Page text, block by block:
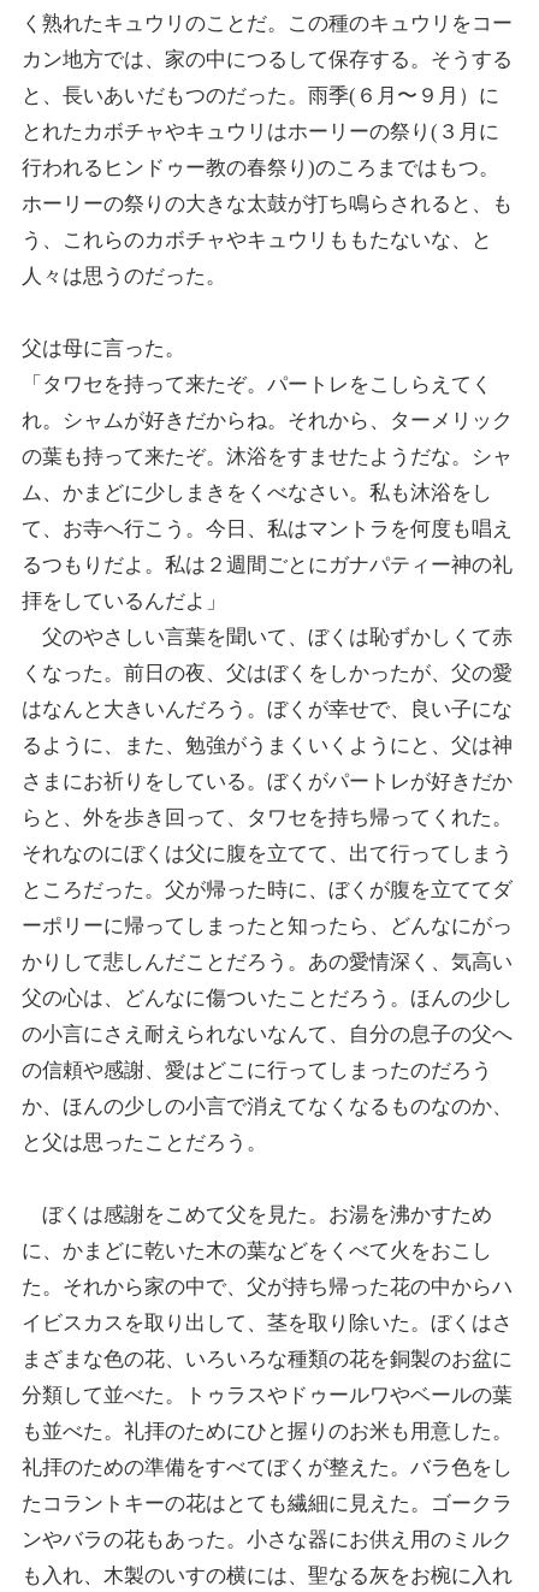
く熟れたキュウリのことだ。この種のキュウリをコー
カン地方では、家の中につるして保存する。そうする
と、長いあいだもつのだった。雨季(６月〜９月）に
とれたカボチャやキュウリはホーリーの祭り(３月に
行われるヒンドゥー教の春祭り)のころまではもつ。
ホーリーの祭りの大きな太鼓が打ち鳴らされると、も
う、これらのカボチャやキュウリももたないな、と
人々は思うのだった。
父は母に言った。
「タワセを持って来たぞ。パートレをこしらえてく
れ。シャムが好きだからね。それから、ターメリック
の葉も持って来たぞ。沐浴をすませたようだな。シャ
ム、かまどに少しまきをくべなさい。私も沐浴をし
て、お寺へ行こう。今日、私はマントラを何度も唱え
るつもりだよ。私は２週間ごとにガナパティー神の礼
拝をしているんだよ」
父のやさしい言葉を聞いて、ぼくは恥ずかしくて赤
くなった。前日の夜、父はぼくをしかったが、父の愛
はなんと大きいんだろう。ぼくが幸せで、良い子にな
るように、また、勉強がうまくいくようにと、父は神
さまにお祈りをしている。ぼくがパートレが好きだか
らと、外を歩き回って、タワセを持ち帰ってくれた。
それなのにぼくは父に腹を立てて、出て行ってしまう
ところだった。父が帰った時に、ぼくが腹を立ててダ
ーポリーに帰ってしまったと知ったら、どんなにがっ
かりして悲しんだことだろう。あの愛情深く、気高い
父の心は、どんなに傷ついたことだろう。ほんの少し
の小言にさえ耐えられないなんて、自分の息子の父へ
の信頼や感謝、愛はどこに行ってしまったのだろう
か、ほんの少しの小言で消えてなくなるものなのか、
と父は思ったことだろう。
ぼくは感謝をこめて父を見た。お湯を沸かすため
に、かまどに乾いた木の葉などをくべて火をおこし
た。それから家の中で、父が持ち帰った花の中からハ
イビスカスを取り出して、茎を取り除いた。ぼくはさ
まざまな色の花、いろいろな種類の花を銅製のお盆に
分類して並べた。トゥラスやドゥールワやベールの葉
も並べた。礼拝のためにひと握りのお米も用意した。
礼拝のための準備をすべてぼくが整えた。バラ色をし
たコラントキーの花はとても繊細に見えた。ゴークラ
ンやバラの花もあった。小さな器にお供え用のミルク
も入れ、木製のいすの横には、聖なる灰をお椀に入れ